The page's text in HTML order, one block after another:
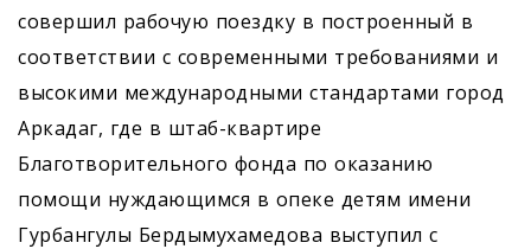
совершил рабочую поездку в построенный в
соответствии с современными требованиями и
высокими международными стандартами город
Аркадаг, где в штаб-квартире
Благотворительного фонда по оказанию
помощи нуждающимся в опеке детям имени
Гурбангулы Бердымухамедова выступил с